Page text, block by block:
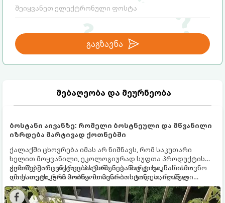
გაგზავნა
მებაღეობა და მეურნეობა
ბოსტანი აივანზე: რომელი ბოსტნეული და მწვანილი
იზრდება მარტივად ქოთნებში
ქალაქში ცხოვრება იმას არ ნიშნავს, რომ საკუთარი
ხელით მოყვანილი, ეკოლოგიურად სუფთა პროდუქტის
გემოზე უარი თქვათ. პატარა აივანიც კი საკმარისია
იმისათვის, რომ მოიწყოთ მინი-ბოსტანი, საიდანაც
ყოველდღიურად ახალ, არომატულ მწვანილსა და
ბოსტნეულს მოკრეფთ.
ქოთნებში მცენარეების მოშენება მარტივი, სასიამოვნო
და ესთეტიკური ჰობია. მთავარია იცოდეთ, რომელი
კულტურები ეგუებიან ქოთნის პირობებს ყველაზე კარგად
და როგორ მოუაროთ მათ სწორად.